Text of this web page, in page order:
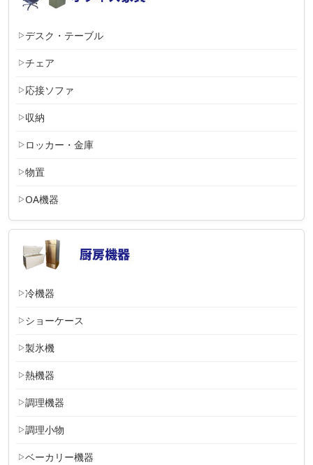
デスク・テーブル
チェア
応接ソファ
収納
ロッカー・金庫
物置
OA機器
冷機器
ショーケース
製氷機
熱機器
調理機器
調理小物
ベーカリー機器